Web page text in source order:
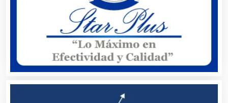
Artículos para el Hogar
Artículos para Regalos
Artículos Personales